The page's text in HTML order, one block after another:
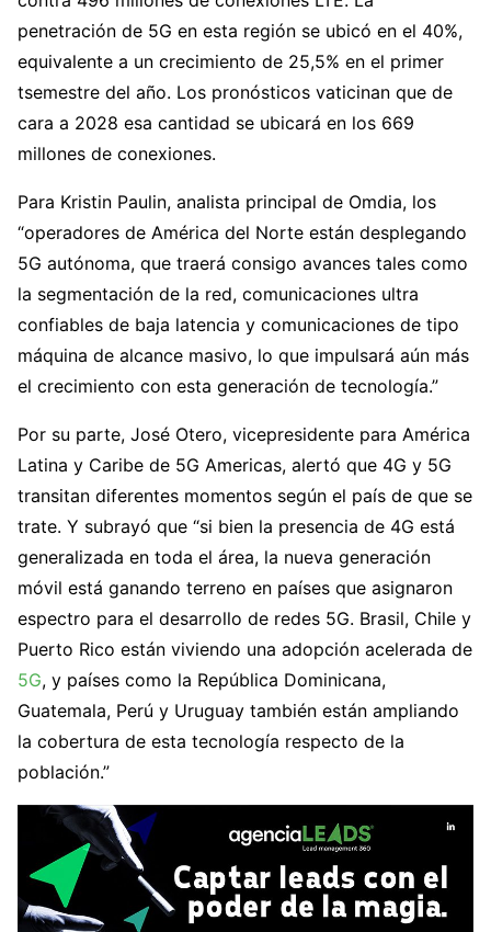
penetración de 5G en esta región se ubicó en el 40%,
equivalente a un crecimiento de 25,5% en el primer
tsemestre del año. Los pronósticos vaticinan que de
cara a 2028 esa cantidad se ubicará en los 669
millones de conexiones.
Para Kristin Paulin, analista principal de Omdia, los
“operadores de América del Norte están desplegando
5G autónoma, que traerá consigo avances tales como
la segmentación de la red, comunicaciones ultra
confiables de baja latencia y comunicaciones de tipo
máquina de alcance masivo, lo que impulsará aún más
el crecimiento con esta generación de tecnología.”
Por su parte, José Otero, vicepresidente para América
Latina y Caribe de 5G Americas, alertó que 4G y 5G
transitan diferentes momentos según el país de que se
trate. Y subrayó que “si bien la presencia de 4G está
generalizada en toda el área, la nueva generación
móvil está ganando terreno en países que asignaron
espectro para el desarrollo de redes 5G. Brasil, Chile y
Puerto Rico están viviendo una adopción acelerada de
5G, y países como la República Dominicana,
Guatemala, Perú y Uruguay también están ampliando
la cobertura de esta tecnología respecto de la
población.”